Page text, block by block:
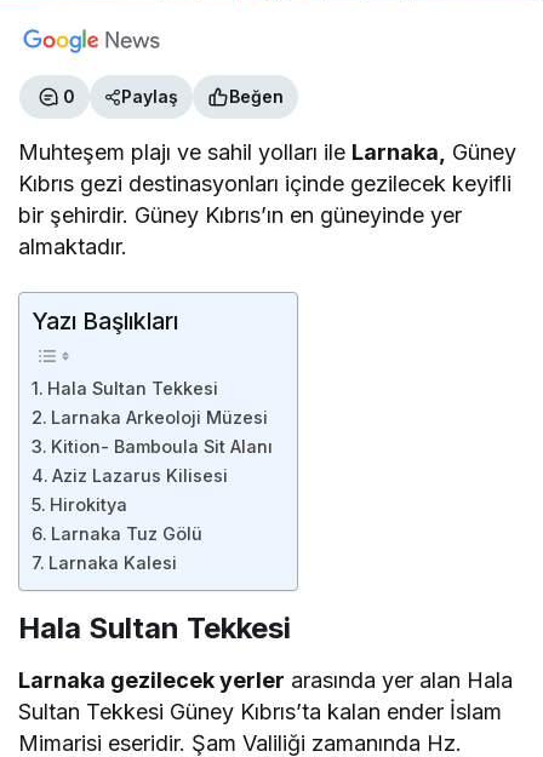
0 Paylaş Beğen
Muhteşem plajı ve sahil yolları ile Larnaka,
Güney
Kıbrıs gezi destinasyonları içinde gezilecek keyifli
bir şehirdir. Güney Kıbrıs’ın en güneyinde yer
almaktadır.
Yazı Başlıkları
Hala Sultan Tekkesi
Larnaka Arkeoloji Müzesi
Kition- Bamboula Sit Alanı
Aziz Lazarus Kilisesi
Hirokitya
Larnaka Tuz Gölü
Larnaka Kalesi
Hala Sultan Tekkesi
Larnaka gezilecek yerler arasında yer alan Hala
Sultan Tekkesi Güney Kıbrıs’ta kalan ender İslam
Mimarisi eseridir. Şam Valiliği zamanında Hz.